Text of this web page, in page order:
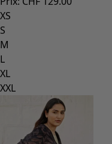
XS
S
M
L
XL
XXL